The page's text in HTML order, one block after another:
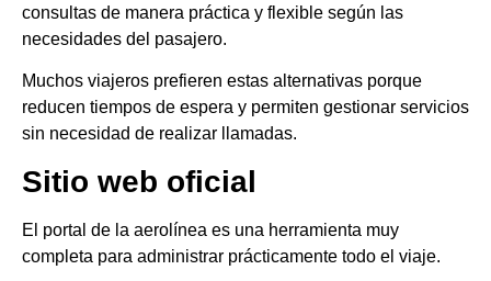
consultas de manera práctica y flexible según las
necesidades del pasajero.
Muchos viajeros prefieren estas alternativas porque
reducen tiempos de espera y permiten gestionar servicios
sin necesidad de realizar llamadas.
Sitio web oficial
El portal de la aerolínea es una herramienta muy
completa para administrar prácticamente todo el viaje.